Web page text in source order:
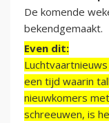
De komende
bekendgemaakt.
Even dit:
een tijd waarin
nieuwkomers
schreeuwen, is